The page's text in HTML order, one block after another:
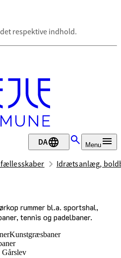
respektive indhold.
DA Menu
Idrætsanlæg,
rummer bl.a. sportshal,
tennis og padelbaner.
Kunstgræsbaner